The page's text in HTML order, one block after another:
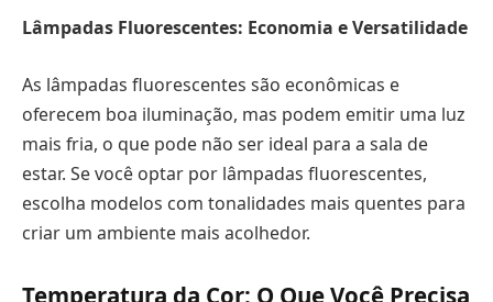
Lâmpadas Fluorescentes: Economia e Versatilidade
As lâmpadas fluorescentes são econômicas e
oferecem boa iluminação, mas podem emitir uma luz
mais fria, o que pode não ser ideal para a sala de
estar. Se você optar por lâmpadas fluorescentes,
escolha modelos com tonalidades mais quentes para
criar um ambiente mais acolhedor.
Temperatura da Cor: O Que Você Precisa